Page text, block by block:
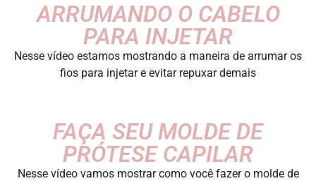
ARRUMANDO O CABELO
PARA INJETAR
Nesse vídeo estamos mostrando a maneira de arrumar os
fios para injetar e evitar repuxar demais
FAÇA SEU MOLDE DE
PRÓTESE CAPILAR
Nesse vídeo vamos mostrar como você fazer o molde de